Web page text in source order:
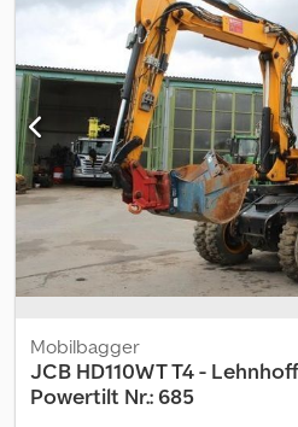
Verstellausleger: 5.100 mm Löffelstiel
Schnellwechsler Lehnhoff HS10
Zwischenverkauf und Irrtümer sind
Beschreibung dient der
Fahrzeuges und stellt keine
Sinne dar. Ausschlaggebend ist die
Kaufvertrag. Unser Angebot ist
Abnahme. Falls neue TÜV-
Ihnen gerne ein Angebot unserer
kann mit Werbung beklebt und/
unsere allgemeinen Liefer- und
Mobilbagger
JCB HD110WT T4 - Lehnhoff
Powertilt Nr.: 685